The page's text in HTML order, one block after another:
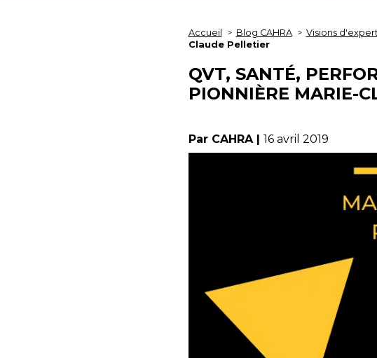
Accueil Blog CAHRA Visions
Claude Pelletier
QVT, SANTÉ,
PIONNIÈRE MARIE-
Par CAHRA | 16 avril 2019